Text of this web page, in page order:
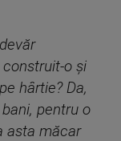
o și
hârtie? Da,
pentru o
asta măcar